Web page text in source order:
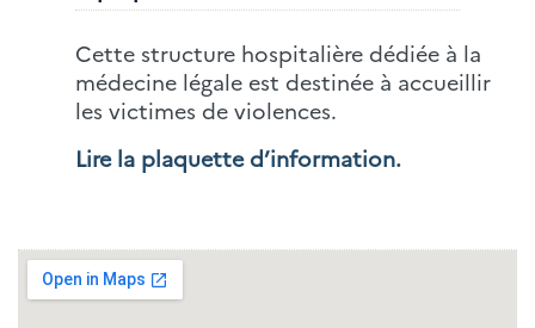
Cette structure hospitalière dédiée à la
médecine légale est destinée à accueillir
les victimes de violences.
Lire la plaquette d’information.